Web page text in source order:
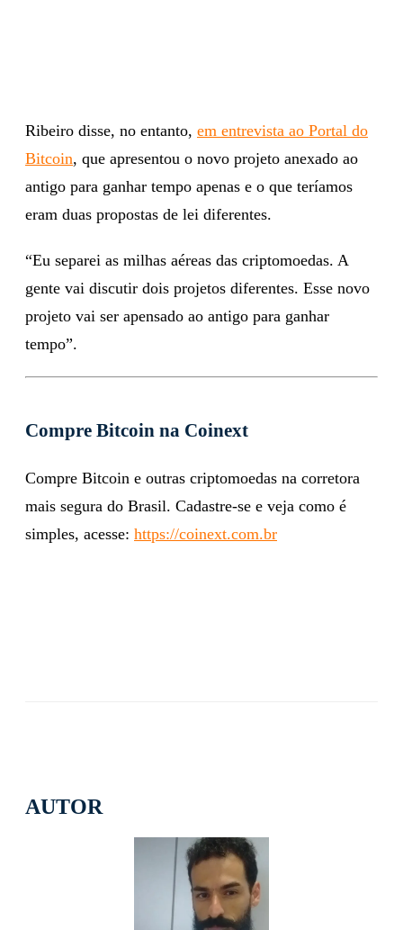
AUTOR
Ribeiro disse, no entanto, em entrevista ao Portal do
Bitcoin, que apresentou o novo projeto anexado ao
antigo para ganhar tempo apenas e o que teríamos
eram duas propostas de lei diferentes.
“Eu separei as milhas aéreas das criptomoedas. A
gente vai discutir dois projetos diferentes. Esse novo
projeto vai ser apensado ao antigo para ganhar
tempo”.
Compre Bitcoin na Coinext
Compre Bitcoin e outras criptomoedas na corretora
mais segura do Brasil. Cadastre-se e veja como é
simples, acesse: https://coinext.com.br